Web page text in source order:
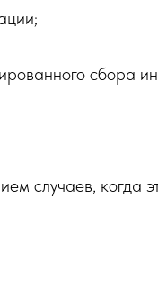
сбора
случаев, когда